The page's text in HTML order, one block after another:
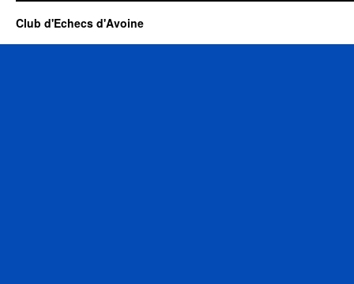
Club d'Echecs d'Avoine